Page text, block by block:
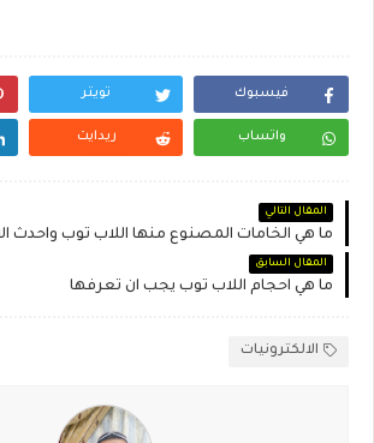
فيسبوك تويتر
واتساب ريدايت
المقال التالي
ما هي الخامات المصنوع منها اللاب توب واحدث
المقال السابق
ما هي احجام اللاب توب يجب ان تعرفها
الالكترونيات